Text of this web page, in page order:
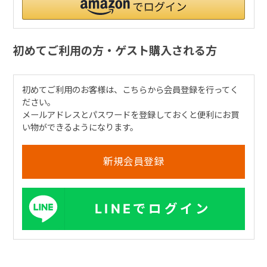
初めてご利用の方・ゲスト購入される方
初めてご利用のお客様は、こちらから会員登録を行ってく
ださい。
メールアドレスとパスワードを登録しておくと便利にお買
い物ができるようになります。
LINEでログイン